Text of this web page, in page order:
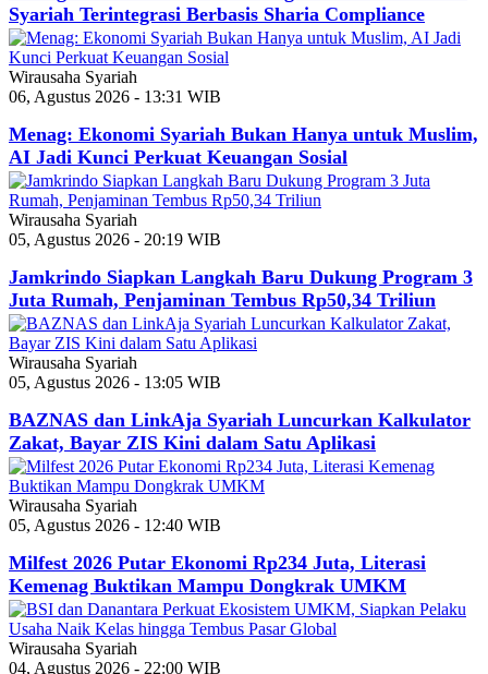
Syariah Terintegrasi Berbasis Sharia Compliance
Wirausaha Syariah
06, Agustus 2026 - 13:31 WIB
Menag: Ekonomi Syariah Bukan Hanya untuk Muslim,
AI Jadi Kunci Perkuat Keuangan Sosial
Wirausaha Syariah
05, Agustus 2026 - 20:19 WIB
Jamkrindo Siapkan Langkah Baru Dukung Program 3
Juta Rumah, Penjaminan Tembus Rp50,34 Triliun
Wirausaha Syariah
05, Agustus 2026 - 13:05 WIB
BAZNAS dan LinkAja Syariah Luncurkan Kalkulator
Zakat, Bayar ZIS Kini dalam Satu Aplikasi
Wirausaha Syariah
05, Agustus 2026 - 12:40 WIB
Milfest 2026 Putar Ekonomi Rp234 Juta, Literasi
Kemenag Buktikan Mampu Dongkrak UMKM
Wirausaha Syariah
04, Agustus 2026 - 22:00 WIB